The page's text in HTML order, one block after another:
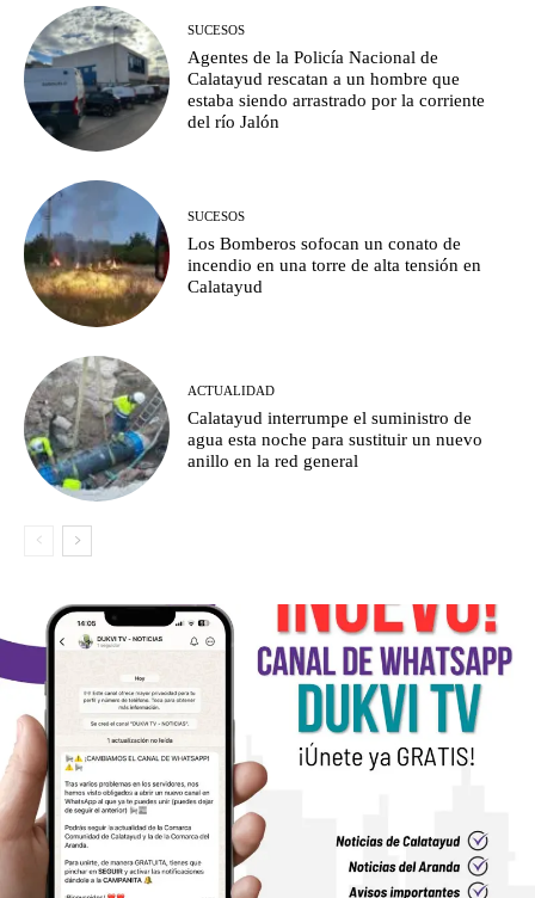
SUCESOS
Agentes de la Policía Nacional de
Calatayud rescatan a un hombre que
estaba siendo arrastrado por la corriente
del río Jalón
SUCESOS
Los Bomberos sofocan un conato de
incendio en una torre de alta tensión en
Calatayud
ACTUALIDAD
Calatayud interrumpe el suministro de
agua esta noche para sustituir un nuevo
anillo en la red general